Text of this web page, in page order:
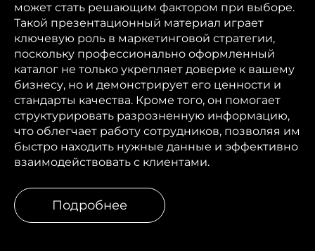
может стать решающим фактором при выборе.
Такой презентационный материал играет
ключевую роль в маркетинговой стратегии,
поскольку профессионально оформленный
каталог не только укрепляет доверие к вашему
бизнесу, но и демонстрирует его ценности и
стандарты качества. Кроме того, он помогает
структурировать разрозненную информацию,
что облегчает работу сотрудников, позволяя им
быстро находить нужные данные и эффективно
взаимодействовать с клиентами.
Подробнее